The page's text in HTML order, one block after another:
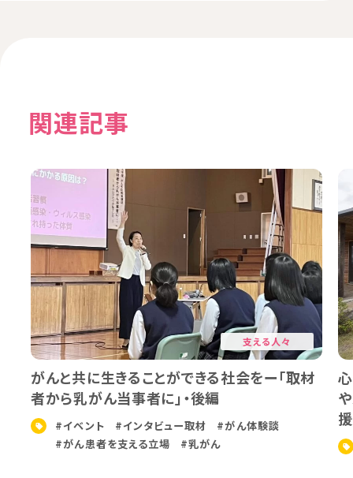
関連記事
支える人々
がんと共に⽣きることができる社会をー「取材
者から乳がん当事者に」・後編
#イベント #インタビュー取材
#がん体験談
#がん患者を支える立場
#乳がん